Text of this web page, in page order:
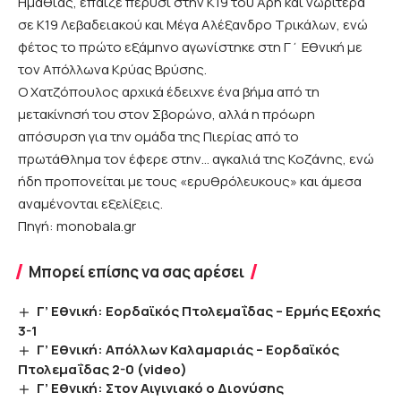
σε Κ19 Λεβαδειακού και Μέγα Αλέξανδρο Τρικάλων, ενώ
φέτος το πρώτο εξάμηνο αγωνίστηκε στη Γ΄ Εθνική με
τον Απόλλωνα Κρύας Βρύσης.
Ο Χατζόπουλος αρχικά έδειχνε ένα βήμα από τη
μετακίνησή του στον Σβορώνο, αλλά η πρόωρη
απόσυρση για την ομάδα της Πιερίας από το
πρωτάθλημα τον έφερε στην… αγκαλιά της Κοζάνης, ενώ
ήδη προπονείται με τους «ερυθρόλευκους» και άμεσα
αναμένονται εξελίξεις.
Πηγή: monobala.gr
Μπορεί επίσης να σας αρέσει
Γ’ Εθνική: Εορδαϊκός Πτολεμαΐδας – Ερμής Εξοχής
3-1
Γ’ Εθνική: Απόλλων Καλαμαριάς – Εορδαϊκός
Πτολεμαΐδας 2-0 (video)
Γ’ Εθνική: Στον Αιγινιακό ο Διονύσης